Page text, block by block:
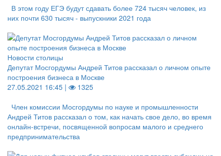
В этом году ЕГЭ будут сдавать более 724 тысяч человек, из
них почти 630 тысяч - выпускники 2021 года
Новости столицы
Депутат Мосгордумы Андрей Титов рассказал о личном опыте
построения бизнеса в Москве
27.05.2021 16:45 |
1325
Член комиссии Мосгордумы по науке и промышленности
Андрей Титов рассказал о том, как начать свое дело, во время
онлайн-встречи, посвященной вопросам малого и среднего
предпринимательства